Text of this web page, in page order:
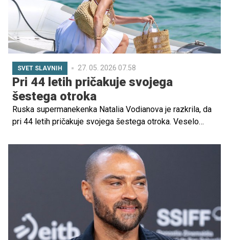
SVET SLAVNIH 27. 05. 2026 07.58
Pri 44 letih pričakuje svojega
šestega otroka
Ruska supermanekenka Natalia Vodianova je razkrila, da
pri 44 letih pričakuje svojega šestega otroka. Veselo
tudi pozirala z nosečniškim trebuščkom na naslovnici